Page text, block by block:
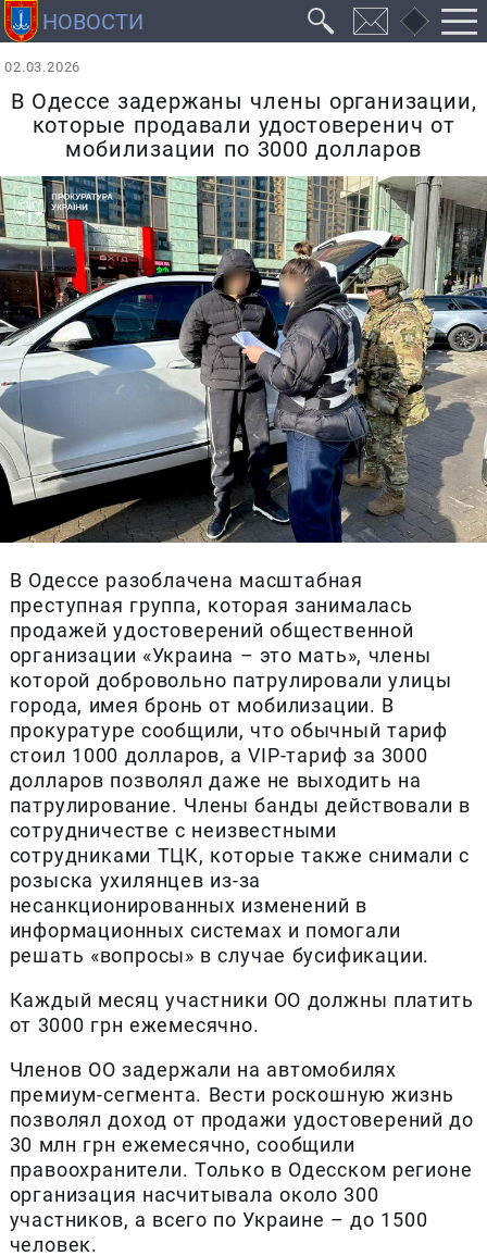
02.03.2026
В Одессе задержаны члены организации,
которые продавали удостоверенич от
мобилизации по 3000 долларов
В Одессе разоблачена масштабная
преступная группа, которая занималась
продажей удостоверений общественной
организации «Украина – это мать», члены
которой добровольно патрулировали улицы
города, имея бронь от мобилизации. В
прокуратуре сообщили, что обычный тариф
стоил 1000 долларов, а VIP-тариф за 3000
долларов позволял даже не выходить на
патрулирование. Члены банды действовали в
сотрудничестве с неизвестными
сотрудниками ТЦК, которые также снимали с
розыска ухилянцев из-за
несанкционированных изменений в
информационных системах и помогали
решать «вопросы» в случае бусификации.
Каждый месяц участники ОО должны платить
от 3000 грн ежемесячно.
Членов ОО задержали на автомобилях
премиум-сегмента. Вести роскошную жизнь
позволял доход от продажи удостоверений до
30 млн грн ежемесячно, сообщили
правоохранители. Только в Одесском регионе
организация насчитывала около 300
участников, а всего по Украине – до 1500
человек.